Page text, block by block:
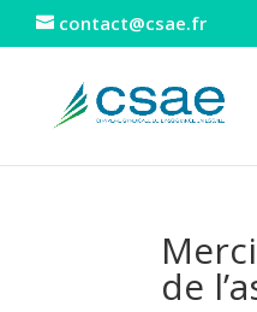
contact@csae.fr
de